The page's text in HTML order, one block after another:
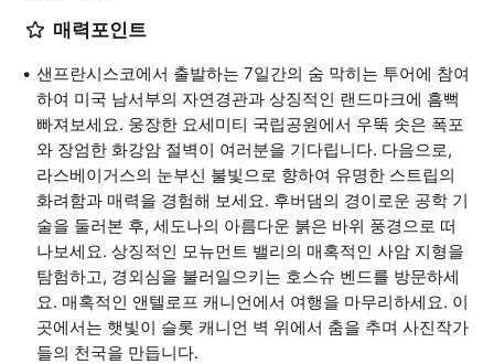
매력포인트
샌프란시스코에서 출발하는 7일간의 숨 막히는 투어에 참여
하여 미국 남서부의 자연경관과 상징적인 랜드마크에 흠뻑
빠져보세요. 웅장한 요세미티 국립공원에서 우뚝 솟은 폭포
와 장엄한 화강암 절벽이 여러분을 기다립니다. 다음으로,
라스베이거스의 눈부신 불빛으로 향하여 유명한 스트립의
화려함과 매력을 경험해 보세요. 후버댐의 경이로운 공학 기
술을 둘러본 후, 세도나의 아름다운 붉은 바위 풍경으로 떠
나보세요. 상징적인 모뉴먼트 밸리의 매혹적인 사암 지형을
탐험하고, 경외심을 불러일으키는 호스슈 벤드를 방문하세
요. 매혹적인 앤텔로프 캐니언에서 여행을 마무리하세요. 이
곳에서는 햇빛이 슬롯 캐니언 벽 위에서 춤을 추며 사진작가
들의 천국을 만듭니다.